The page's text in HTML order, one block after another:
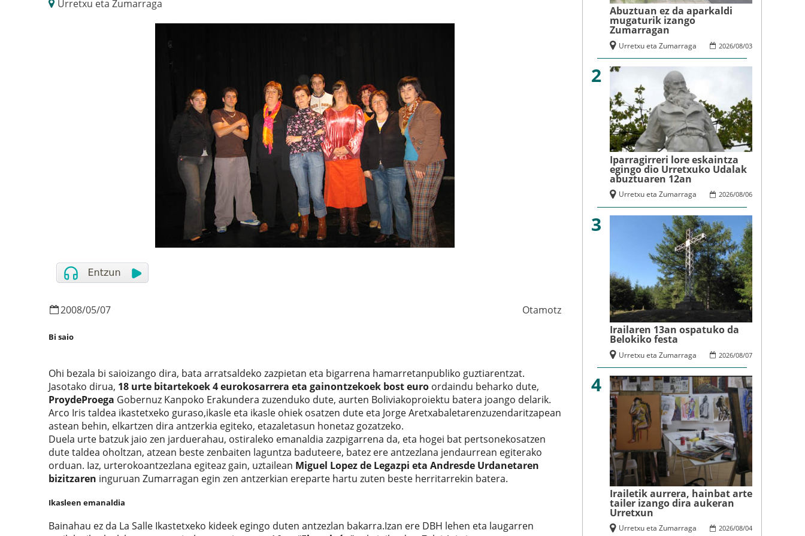
Urretxu eta Zumarraga
2008/05/07 Otamotz
Bi saio
Ohi bezala bi saioizango dira, bata arratsaldeko zazpietan eta bigarrena hamarretanpubliko guztiarentzat.
Jasotako dirua, 18 urte bitartekoek 4 eurokosarrera eta gainontzekoek bost euro ordaindu beharko dute,
ProydeProega Gobernuz Kanpoko Erakundera zuzenduko dute, aurten Boliviakoproiektu batera joango delarik.
Arco Iris taldea ikastetxeko guraso,ikasle eta ikasle ohiek osatzen dute eta Jorge Aretxabaletarenzuzendaritzapean
astean behin, elkartzen dira antzerkia egiteko, etazaletasun honetaz gozatzeko.
Duela urte batzuk jaio zen jarduerahau, ostiraleko emanaldia zazpigarrena da, eta hogei bat pertsonekosatzen
dute taldea oholtzan, atzean beste zenbaiten laguntza baduteere, batez ere antzezlana jendaurrean egiterako
orduan. Iaz, urterokoantzezlana egiteaz gain, uztailean Miguel Lopez de Legazpi eta Andresde Urdanetaren
bizitzaren inguruan Zumarragan egin zen antzerkian ereparte hartu zuten beste herritarrekin batera.
Ikasleen emanaldia
Bainahau ez da La Salle Ikastetxeko kideek egingo duten antzezlan bakarra.Izan ere DBH lehen eta laugarren
Abuztuan ez da aparkaldi
mugaturik izango
Zumarragan
2026/08/03
Urretxu eta Zumarraga
2
Iparragirreri lore eskaintza
egingo dio Urretxuko Udalak
abuztuaren 12an
2026/08/06
Urretxu eta Zumarraga
3
Irailaren 13an ospatuko da
Belokiko festa
2026/08/07
Urretxu eta Zumarraga
4
Irailetik aurrera, hainbat arte
tailer izango dira aukeran
Urretxun
2026/08/04
Urretxu eta Zumarraga